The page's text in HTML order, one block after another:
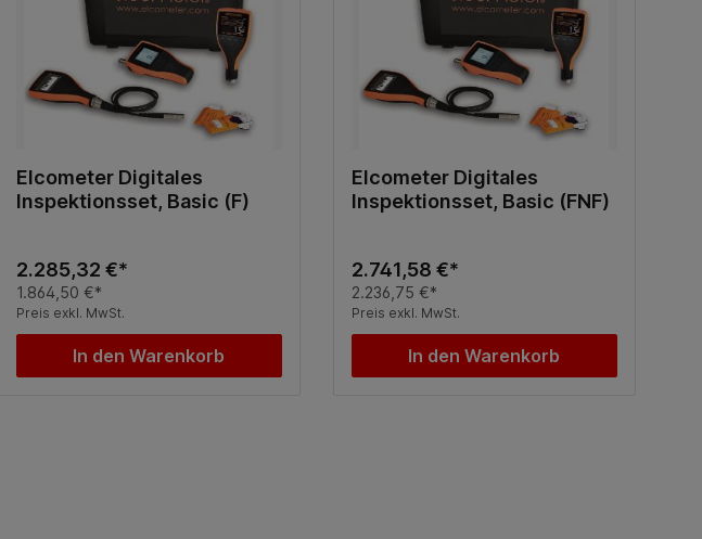
Elcometer Digitales
Inspektionsset, Basic (F)
2.285,32 €*
1.864,50 €*
Preis exkl. MwSt.
In den Warenkorb
Elcometer Digitales
Inspektionsset, Basic (FNF)
2.741,58 €*
2.236,75 €*
Preis exkl. MwSt.
In den Warenkorb